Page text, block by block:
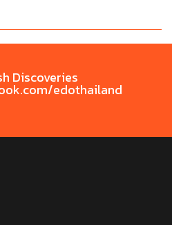
Discoveries
edothailand